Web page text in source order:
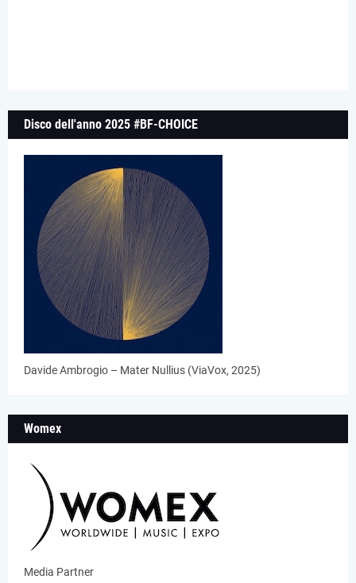
Disco dell'anno 2025 #BF-CHOICE
Davide Ambrogio – Mater Nullius (ViaVox, 2025)
Womex
Media Partner